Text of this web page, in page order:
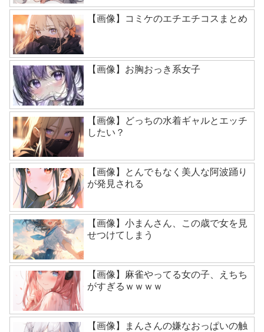
【画像】コミケのエチエチコスまとめ
【画像】お胸おっき系女子
【画像】どっちの水着ギャルとエッチ
したい？
【画像】とんでもなく美人な阿波踊り
が発見される
【画像】小まんさん、この歳で女を見
せつけてしまう
【画像】麻雀やってる女の子、えちち
がすぎるｗｗｗｗ
【画像】まんさんの嫌なおっぱいの触